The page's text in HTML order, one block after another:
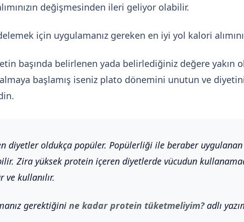
değişmesinden ileri geliyor olabilir.
için uygulamanız gereken en iyi yol kalori
başında belirlenen yada belirlediğiniz değere yakın
başlamış iseniz plato dönemini unutun ve
diyetler oldukça popüler. Popülerliği ile beraber
Zira yüksek protein içeren diyetlerde vücudun
kullanılır.
gerektiğini ne kadar protein tüketmeliyim?adlı